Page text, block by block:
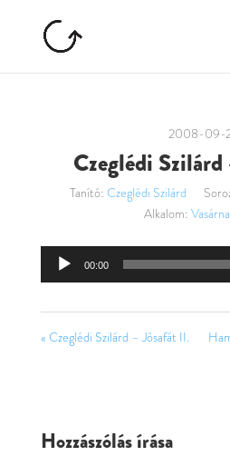
2008-09-
Czeglédi
Tanító: Czeglédi Szilárd
Alkalom:
00:00
« Czeglédi Szilárd – Jósafát II.
Hozzászólás írása